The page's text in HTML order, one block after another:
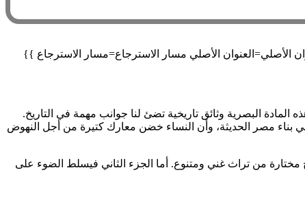
البصرية وثائق تاريخية تضئ لنا جوانب مهمة في التاريخ.
بناء مصر الحديثة، وأن النساء خضن معارك كتيرة من أجل النهوض
من تراث غني ومتنوع. أما الجزء الثاني فيسلط الضوء على